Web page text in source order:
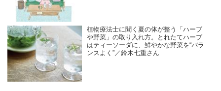
植物療法士に聞く夏の体が整う「ハーブ
や野菜」の取り入れ方。とれたてハーブ
はティーソーダに、鮮やかな野菜を“バラ
ンスよく”／鈴木七重さん